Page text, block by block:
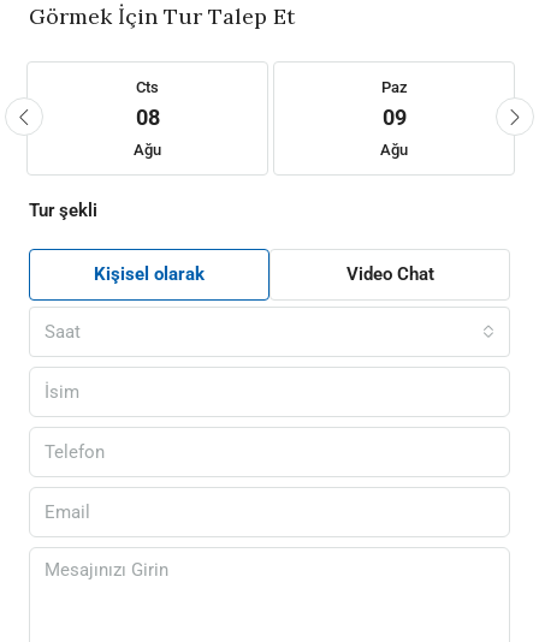
Görmek İçin Tur Talep Et
Cts
08
Ağu
Paz
09
Ağu
Tur şekli
Kişisel olarak Video Chat
Saat